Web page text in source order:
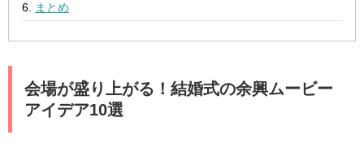
まとめ
会場が盛り上がる！結婚式の余興ムービー
アイデア10選